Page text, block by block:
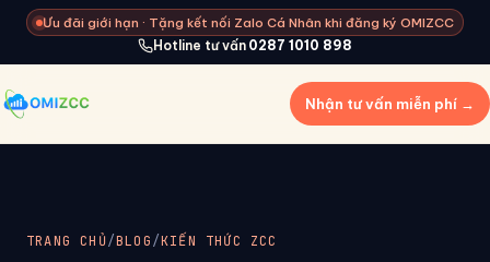
Ưu đãi giới hạn · Tặng kết nối Zalo Cá Nhân khi đăng ký OMIZCC
Hotline tư vấn 0287 1010 898
Nhận tư vấn miễn phí →
TRANG CHỦ/BLOG/KIẾN THỨC ZCC